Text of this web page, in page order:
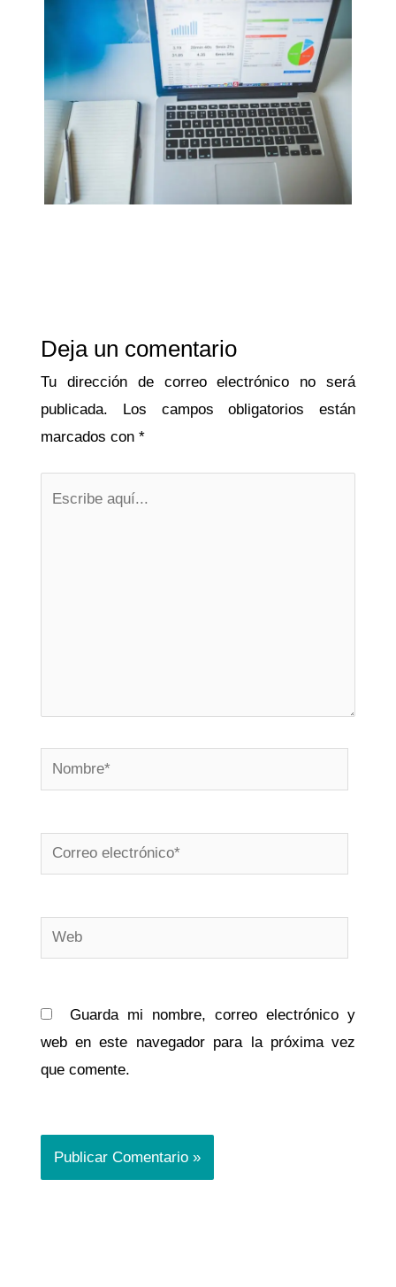
Deja un comentario
Tu dirección de correo electrónico no será
publicada.
Los campos obligatorios están
marcados con *
Nombre*
Correo
electrónico*
Web
Guarda mi nombre, correo electrónico y
web en este navegador para la próxima vez
que comente.